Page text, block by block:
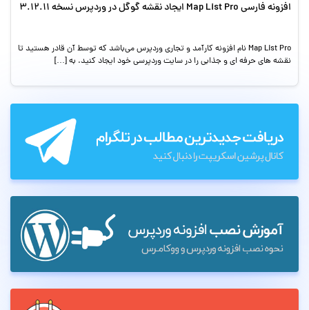
افزونه فارسی Map List Pro ایجاد نقشه گوگل در وردپرس نسخه 3.12.11
Map List Pro نام افزونه کارآمد و تجاری وردپرس می‌باشد که توسط آن قادر هستید تا
نقشه های حرفه ای و جذابی را در سایت وردپرسی خود ایجاد کنید. به […]